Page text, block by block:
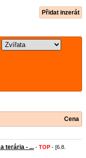
Přidat inzerát
Cena
terária - ... - TOP - [6.8.